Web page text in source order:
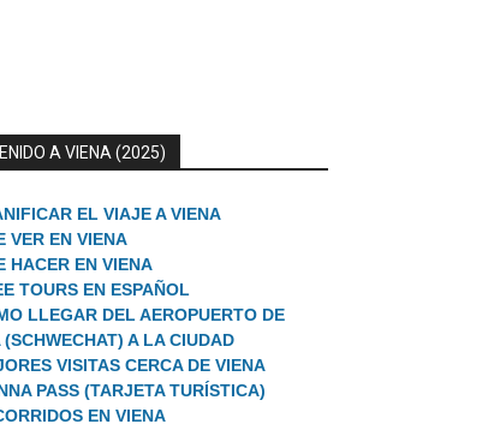
A VIENA (2025)
EL VIAJE A VIENA
VER EN VIENA
HACER EN VIENA
TOURS EN ESPAÑOL
LLEGAR DEL AEROPUERTO DE
(SCHWECHAT) A LA CIUDAD
VISITAS CERCA DE VIENA
PASS (TARJETA TURÍSTICA)
EN VIENA